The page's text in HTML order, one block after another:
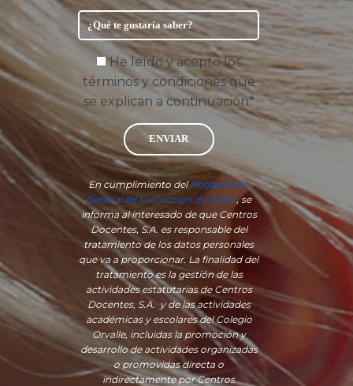
He leído y acepto los
términos y condiciones que
se explican a continuación*
ENVIAR
En cumplimiento delReglamento
General de Protección de Datos, se
informa al interesado de que Centros
Docentes, S.A. es responsable del
tratamiento de los datos personales
que va a proporcionar. La finalidad del
tratamiento es la gestión de las
actividades estatutarias de Centros
Docentes, S.A. y de las actividades
académicas y escolares del Colegio
Orvalle, incluidas la promoción y
desarrollo de actividades organizadas
o promovidas directa o
indirectamente por Centros